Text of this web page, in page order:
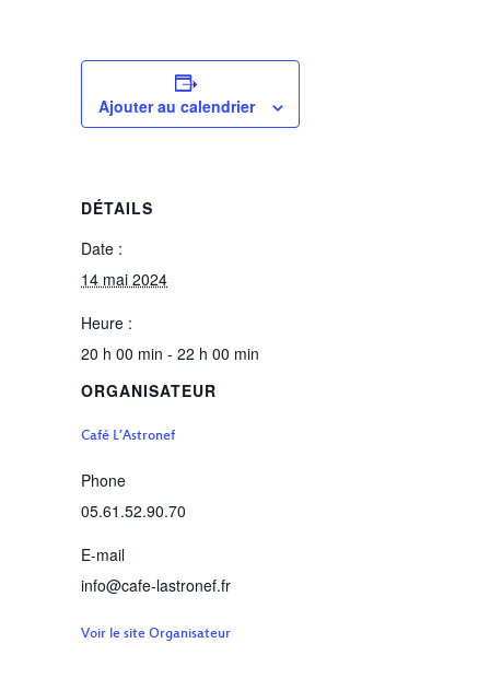
Ajouter au calendrier
DÉTAILS
Date :
14 mai 2024
Heure :
20 h 00 min - 22 h 00 min
ORGANISATEUR
Café L’Astronef
Phone
05.61.52.90.70
E-mail
info@cafe-lastronef.fr
Voir le site Organisateur